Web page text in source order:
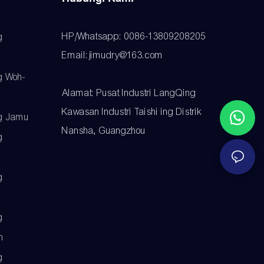
Woh-
Jamu
HP/Whatsapp: 0086-13809208205
Email:jimudry@163.com
Alamat: Pusat Industri LangQing
Kawasan Industri Taishi ing Distrik
Nansha, Guangzhou